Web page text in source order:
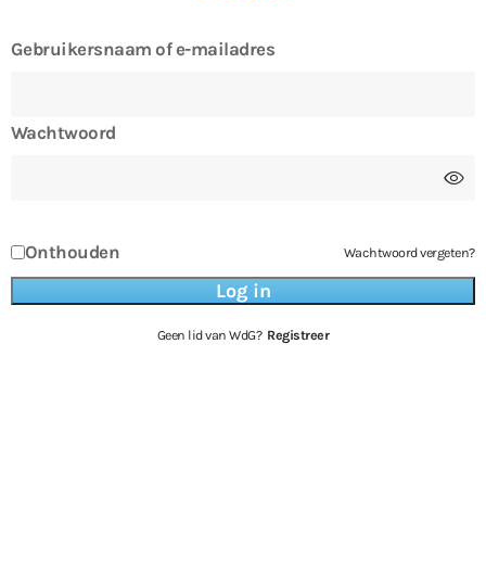
Gebruikersnaam of e-mailadres
Wachtwoord
Onthouden Wachtwoord vergeten?
Geen lid van WdG? Registreer